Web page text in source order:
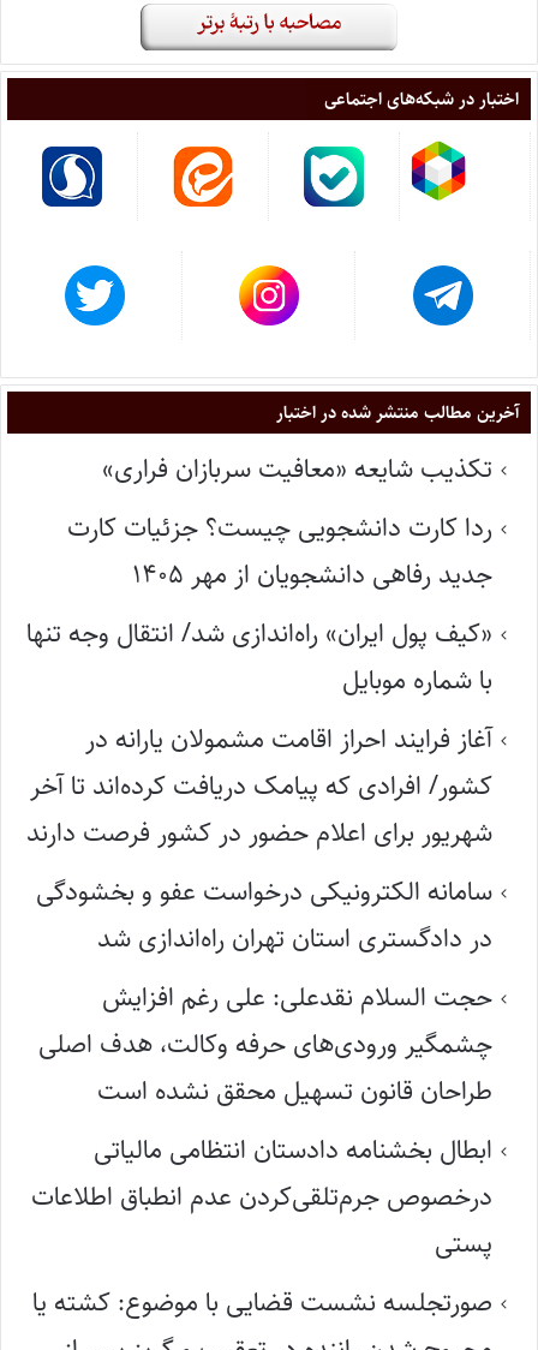
اختبار در شبکه‌های اجتماعی
آخرین مطالب منتشر شده در اختبار
تکذیب شایعه «معافیت سربازان فراری»
ردا کارت دانشجویی چیست؟ جزئیات کارت
جدید رفاهی دانشجویان از مهر ۱۴۰۵
«کیف پول ایران» راه‌اندازی شد/ انتقال وجه تنها
با شماره موبایل
آغاز فرایند احراز اقامت مشمولان یارانه در
کشور/ افرادی که پیامک دریافت کرده‌اند تا آخر
شهریور برای اعلام حضور در کشور فرصت دارند
سامانه الکترونیکی درخواست عفو و بخشودگی
در دادگستری استان تهران راه‌اندازی شد
حجت السلام نقدعلی: علی رغم افزایش
چشمگیر ورودی‌های حرفه وکالت، هدف اصلی
طراحان قانون تسهیل محقق نشده است
ابطال بخشنامه دادستان انتظامی مالیاتی
درخصوص جرم‌تلقی‌کردن عدم انطباق اطلاعات
پستی
صورتجلسه نشست قضایی با موضوع: کشته یا